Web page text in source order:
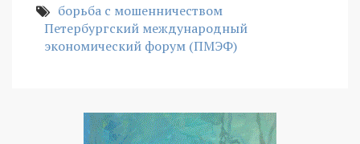
борьба с мошенничеством
Петербургский международный
экономический форум (ПМЭФ)